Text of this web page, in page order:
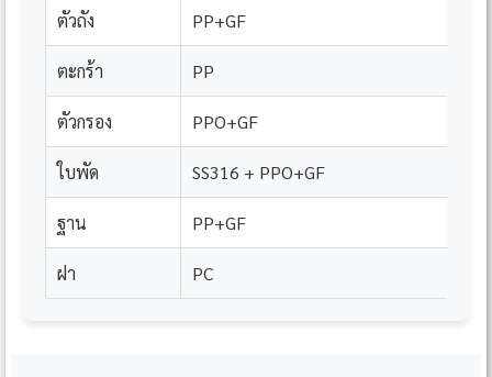
ตัวถัง PP+GF
ตะกร้า PP
ตัวกรอง PPO+GF
ใบพัด SS316 + PPO+GF
ฐาน PP+GF
ฝา PC